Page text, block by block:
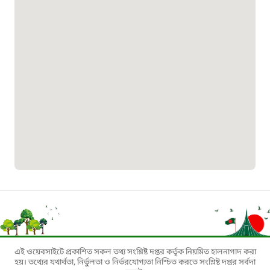
১৬১৭১
বাংলাদেশ মুক্তিযোদ্ধা কল্যাণ ট্রাস্ট
এই ওয়েবসাইটে প্রকাশিত সকল তথ্য সংশ্লিষ্ট দপ্তর কর্তৃক নিয়মিত হালনাগাদ করা
হয়। তথ্যের যথার্থতা, নির্ভুলতা ও নির্ভরযোগ্যতা নিশ্চিত করতে সংশ্লিষ্ট দপ্তর সর্বদা